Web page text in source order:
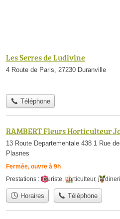
Les Serres de Ludivine
4 Route de Paris, 27230 Duranville
Téléphone
RAMBERT Fleurs Horticulteur
13 Route Departementale 438 1 Rue
Plasnes
Fermée, ouvre à 9h
Prestations : fleuriste, horticulteur,
Horaires Téléphone